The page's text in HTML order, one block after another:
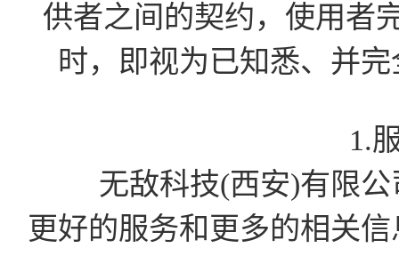
供者之间的契约，使用者
时，即视为已知悉、并
1.
无敌科技(西安)有限公
更好的服务和更多的相关